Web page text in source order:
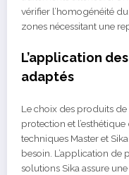
vérifier l’homogénéité
zones nécessitant une
L’application
adaptés
Le choix des produits de
protection et
techniques Master et
besoin. L’application de
solutions Sika assure